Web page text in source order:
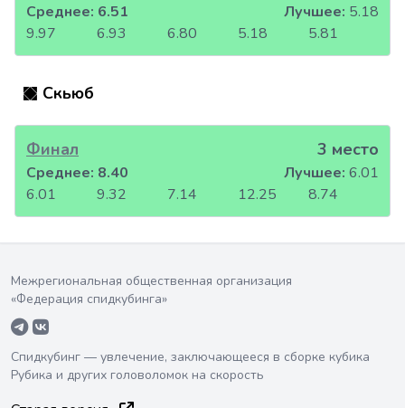
9.97 6.93 6.80 5.18 5.81
Среднее: 6.51 Лучшее: 5.18
Скьюб
Финал 3 место
6.01 9.32 7.14 12.25 8.74
Среднее: 8.40 Лучшее: 6.01
Межрегиональная общественная организация
«Федерация спидкубинга»
Спидкубинг — увлечение, заключающееся в сборке кубика
Рубика и других головоломок на скорость